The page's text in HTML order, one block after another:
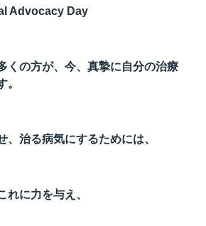
Advocacy Day
くの方が、今、真摯に自分の治療
。
、治る病気にするためには、
れに力を与え、